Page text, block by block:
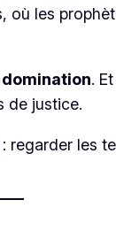
les
.
de justice.
: regarder les